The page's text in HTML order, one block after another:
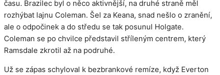
času. Brazilec byl o něco aktivnější, na druhé straně měl
rozhýbat lajnu Coleman. Šel za Keana, snad nešlo o zranění,
ale o odpočinek a do středu se tak posunul Holgate.
Coleman se po chvilce představil stříleným centrem, který
Ramsdale zkrotil až na podruhé.
Už se zápas schyloval k bezbrankové remíze, když Everton